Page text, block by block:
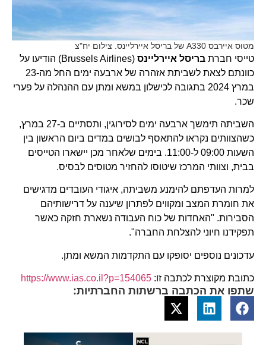
מטוס איירבס A330 של בריסל איירליינס. צילום יח"צ
טייסי חברת בריסל איירליינס
(Brussels Airlines) הודיעו על
כוונתם לצאת לשביתת אזהרה של ארבעה ימים החל מה-23
במרץ 2024 בתגובה לכישלון במשא ומתן עם ההנהלה על פערי
שכר.
השביתה תימשך ארבעה ימים לסירוגין, ותסתיים ב-27 במרץ,
כשהצוותים נקראו להתאסף לבושים במדים ביום הראשון בין
השעות 09:00 ל-11:00. בימים שלאחר מכן יישארו הטייסים
בבית, וצוותי המרכז שיטוסו להחזיר מטוסים לבסיס.
למרות העדפתם להימנע משביתה, איגודי העובדים מדגישים
את חומרת המצב ומקווים לפתרון שיענה על דרישותיהם
הסבירות. "האחדות של כוח העבודה נשארת חזקה כאשר
תפקידנו חיוני להצלחת החברה".
עדכונים נוספים יסופקו עם התקדמות המשא ומתן.
כתובת מקוצרת לכתבה זו: https://www.ias.co.il?p=154065
שתפו את הכתבה ברשתות החברתיות: